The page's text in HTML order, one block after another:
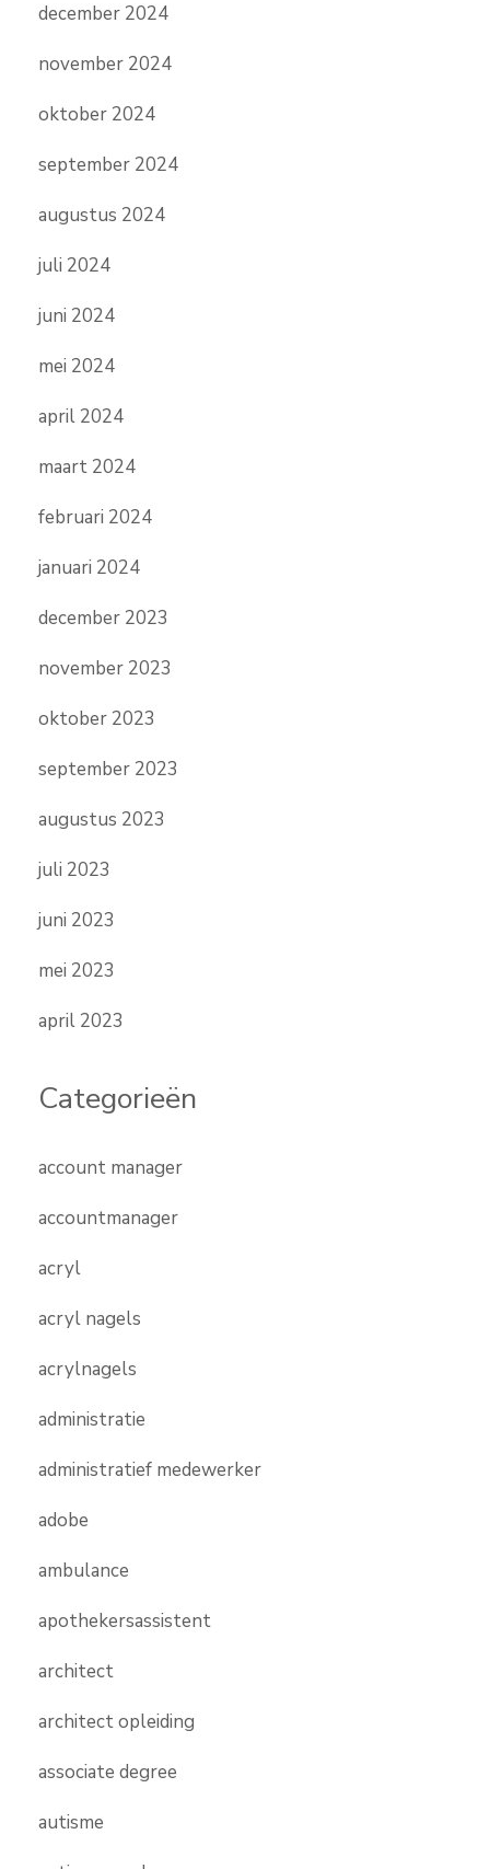
december 2024
november 2024
oktober 2024
september 2024
augustus 2024
juli 2024
juni 2024
mei 2024
april 2024
maart 2024
februari 2024
januari 2024
december 2023
november 2023
oktober 2023
september 2023
augustus 2023
juli 2023
juni 2023
mei 2023
april 2023
Categorieën
account manager
accountmanager
acryl
acryl nagels
acrylnagels
administratie
administratief medewerker
adobe
ambulance
apothekersassistent
architect
architect opleiding
associate degree
autisme